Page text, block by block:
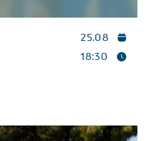
קונצרט שקיעה –
קונצרט שקיעה –
אנסמבל “נארי” ייקח את
הבארוק ודקלום תיאטרלי
25.08
18:30